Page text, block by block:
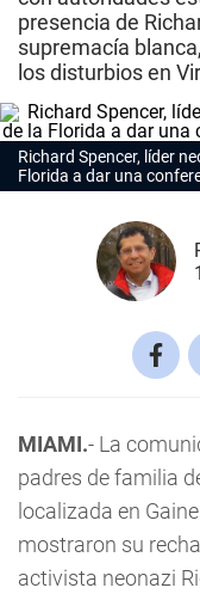
presencia de
supremacía
los disturbios en
Richard Spencer, líder
Florida a dar una
MIAMI.- La
padres de familia
localizada en
mostraron su
activista neonazi